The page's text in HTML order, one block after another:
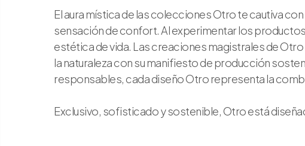
El aura mística de las colecciones Otro te cautiva
sensación de confort. Al experimentar los
estética de vida. Las creaciones magistrales de
la naturaleza con su manifiesto de producción
responsables, cada diseño Otro representa la
Exclusivo, sofisticado y sostenible, Otro está